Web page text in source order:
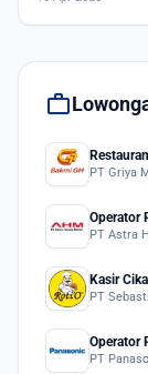
work
PT Griya
Operator
PT Astra
Kasir
PT
Operator
PT